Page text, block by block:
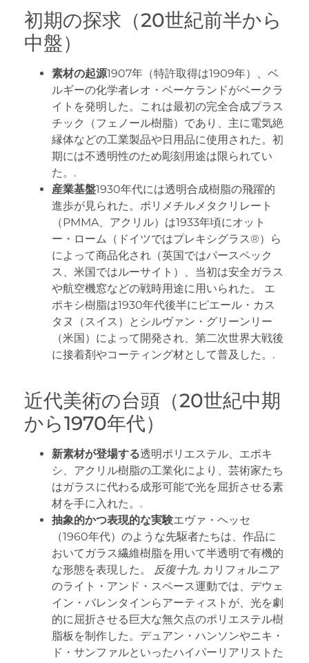
初期の探求（20世紀前半から
中盤）
素材の起源1907年（特許取得は1909年）、ベ
ルギーの化学者レオ・ベーケランドがベークラ
イトを発明した。これは最初の完全合成プラス
チック（フェノール樹脂）であり、主に電気絶
縁体などの工業製品や日用品に使用された。初
期には不透明性のため彫刻用途は限られてい
た。.
産業基盤1930年代には透明合成樹脂の飛躍的
進歩が見られた。ポリメチルメタクリレート
（PMMA、アクリル）は1933年頃にオット
ー・ローム（ドイツではプレキシグラス®）ら
によって商品化され（英国ではパースペック
ス、米国ではルーサイト）、当初は安全ガラス
や航空機窓などの戦時用途に用いられた。 エ
ポキシ樹脂は1930年代後半にピエール・カス
タヌ（スイス）とシルヴァン・グリーンリー
（米国）によって開発され、第二次世界大戦後
に接着剤やコーティング材として普及した。.
近代美術の台頭（20世紀中期
から1970年代）
新素材が登場する透明ポリエステル、エポキ
シ、アクリル樹脂の工業化により、芸術家たち
はガラスに代わる成形可能で光を屈折させる素
材を手に入れた。.
抽象的かつ表現的な実験エヴァ・ヘッセ
（1960年代）のような先駆者たちは、作品に
おいてガラス繊維樹脂を用いて半透明で有機的
な形態を表現した。
反復十九. カリフォルニア
のライト・アンド・スペース運動では、デウェ
イン・バレンタインらアーティストが、光を劇
的に屈折させる巨大な無欠点のポリエステル樹
脂板を制作した。デュアン・ハンソンやニキ・
ド・サンファルといったハイパーリアリストた